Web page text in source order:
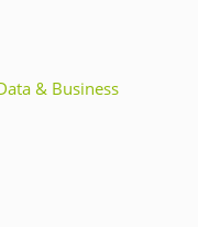
& Business